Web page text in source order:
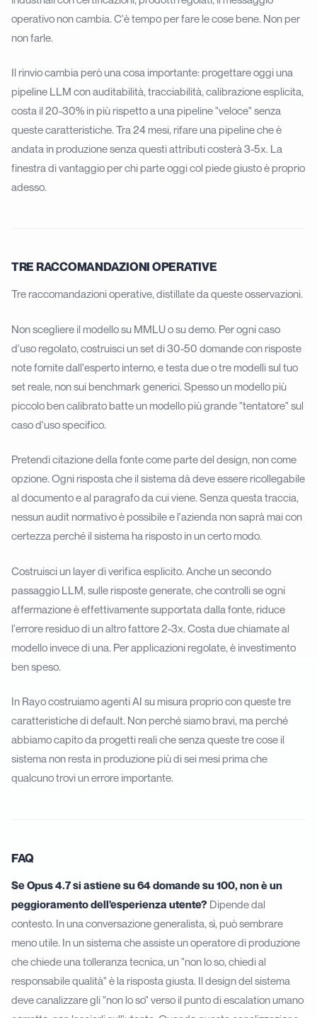
operativo non cambia. C'è tempo per fare le cose bene. Non per
non farle.
Il rinvio cambia però una cosa importante: progettare oggi una
pipeline LLM con auditabilità, tracciabilità, calibrazione esplicita,
costa il 20-30% in più rispetto a una pipeline "veloce" senza
queste caratteristiche. Tra 24 mesi, rifare una pipeline che è
andata in produzione senza questi attributi costerà 3-5x. La
finestra di vantaggio per chi parte oggi col piede giusto è proprio
adesso.
TRE RACCOMANDAZIONI OPERATIVE
Tre raccomandazioni operative, distillate da queste osservazioni.
Non scegliere il modello su MMLU o su demo. Per ogni caso
d'uso regolato, costruisci un set di 30-50 domande con risposte
note fornite dall'esperto interno, e testa due o tre modelli sul tuo
set reale, non sui benchmark generici. Spesso un modello più
piccolo ben calibrato batte un modello più grande "tentatore" sul
caso d'uso specifico.
Pretendi citazione della fonte come parte del design, non come
opzione. Ogni risposta che il sistema dà deve essere ricollegabile
al documento e al paragrafo da cui viene. Senza questa traccia,
nessun audit normativo è possibile e l'azienda non saprà mai con
certezza perché il sistema ha risposto in un certo modo.
Costruisci un layer di verifica esplicito. Anche un secondo
passaggio LLM, sulle risposte generate, che controlli se ogni
affermazione è effettivamente supportata dalla fonte, riduce
l'errore residuo di un altro fattore 2-3x. Costa due chiamate al
modello invece di una. Per applicazioni regolate, è investimento
ben speso.
In Rayo costruiamoagenti AI su misura proprio con queste tre
caratteristiche di default. Non perché siamo bravi, ma perché
abbiamo capito da progetti reali che senza queste tre cose il
sistema non resta in produzione più di sei mesi prima che
qualcuno trovi un errore importante.
FAQ
Se Opus 4.7 si astiene su 64 domande su 100, non è un
peggioramento dell'esperienza utente? Dipende dal
contesto. In una conversazione generalista, sì, può sembrare
meno utile. In un sistema che assiste un operatore di produzione
che chiede una tolleranza tecnica, un "non lo so, chiedi al
responsabile qualità" è la risposta giusta. Il design del sistema
deve canalizzare gli "non lo so" verso il punto di escalation umano